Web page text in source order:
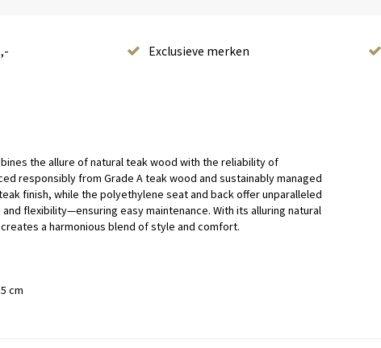
Exclusieve merken
the allure of natural teak wood with the reliability of
responsibly from Grade A teak wood and sustainably managed
finish, while the polyethylene seat and back offer unparalleled
flexibility—ensuring easy maintenance. With its alluring natural
a harmonious blend of style and comfort.
cm